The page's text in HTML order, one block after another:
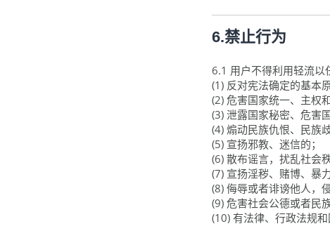
6.禁止行为
6.1 用户不得利用轻流以
(1) 反对宪法确定的基本原
(2) 危害国家统一、主权
(3) 泄露国家秘密、危害
(4) 煽动民族仇恨、民族
(5) 宣扬邪教、迷信的；
(6) 散布谣言，扰乱社会
(7) 宣扬淫秽、赌博、暴
(8) 侮辱或者诽谤他人，
(9) 危害社会公德或者民
(10) 有法律、行政法规